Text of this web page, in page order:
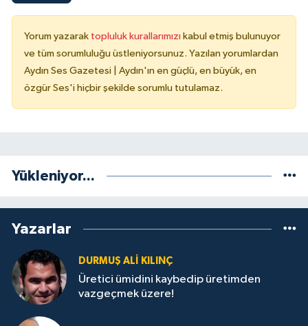
Yorum yazarak topluluk kurallarımızı kabul etmiş bulunuyor
ve tüm sorumluluğu üstleniyorsunuz. Yazılan yorumlardan
Aydın Ses Gazetesi | Aydın'ın en güçlü, en büyük, en
özgür Ses'i hiçbir şekilde sorumlu tutulamaz.
Yükleniyor...
Yazarlar
DURMUŞ ALI KILINÇ
Üretici ümidini kaybedip üretimden
vazgeçmek üzere!